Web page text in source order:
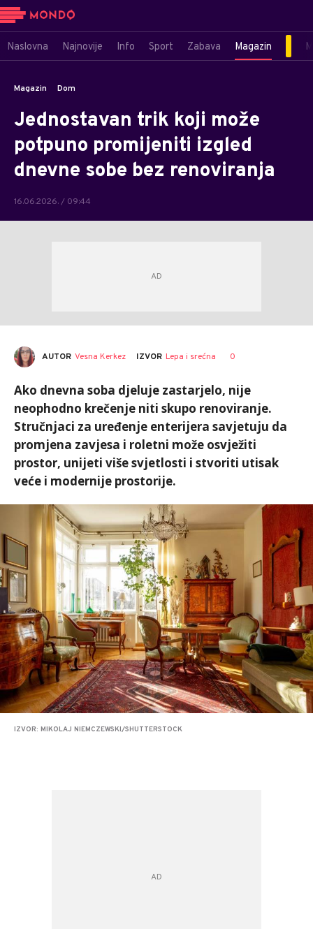
Naslovna Najnovije Info Sport Zabava Magazin
Magazin Dom
Jednostavan trik koji može
potpuno promijeniti izgled
dnevne sobe bez renoviranja
16.06.2026. / 09:44
AUTOR Vesna Kerkez IZVOR Lepa i srećna 0
Ako dnevna soba djeluje zastarjelo, nije
neophodno krečenje niti skupo renoviranje.
Stručnjaci za uređenje enterijera savjetuju da
promjena zavjesa i roletni može osvježiti
prostor, unijeti više svjetlosti i stvoriti utisak
veće i modernije prostorije.
IZVOR: MIKOLAJ NIEMCZEWSKI/SHUTTERSTOCK